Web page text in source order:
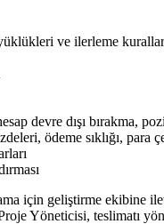
ve ilerleme
devre dışı bırakma,
ödeme sıklığı, para
için geliştirme ekibine
Yöneticisi, teslimatı